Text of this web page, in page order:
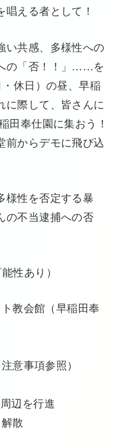
える者として！
共感、多様性への
の「否！！」……を
休日）の昼、早稲
に際して、皆さんに
田奉仕園に集おう！
前からデモに飛び込
性を否定する暴
不当逮捕への否
性あり）
会館（早稲田奉
事項参照）
辺を行進
散